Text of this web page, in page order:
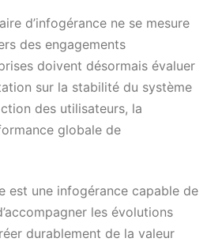
d’infogérance ne se mesure
des engagements
doivent désormais évaluer
sur la stabilité du système
des utilisateurs, la
globale de
est une infogérance capable de
les évolutions
durablement de la valeur